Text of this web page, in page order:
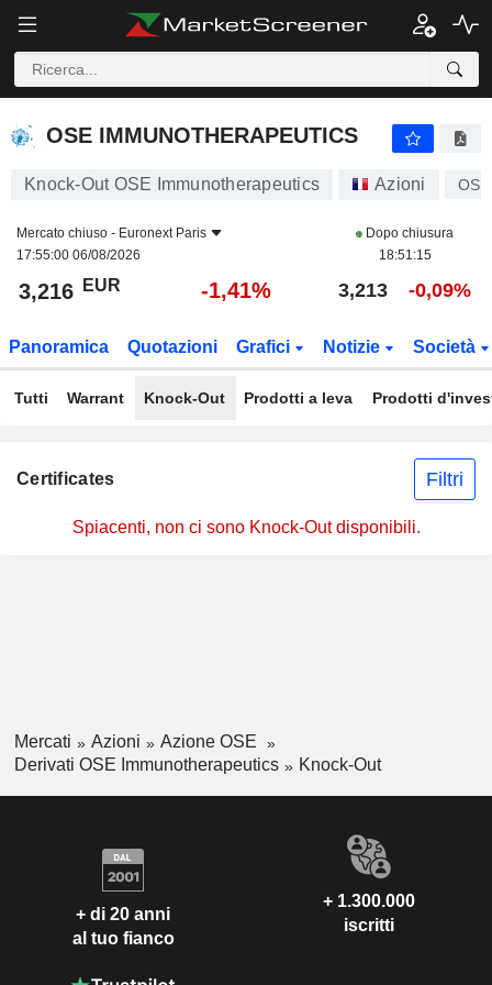
OSE IMMUNOTHERAPEUTICS
OSE IMMUNOTHERAPEUTICS
Knock-Out OSE Immunotherapeutics Azioni OSE
Mercato chiuso - Euronext Paris
17:55:00 06/08/2026
Dopo chiusura
18:51:15
3,216 EUR -1,41% 3,213 -0,09%
Panoramica Quotazioni Grafici Notizie Società
Tutti Warrant Knock-Out Prodotti a leva Prodotti
Certificates Filtri
Spiacenti, non ci sono Knock-Out disponibili.
Mercati Azioni
Azione OSE
Derivati OSE Immunotherapeutics
Knock-Out
+ di 20 anni
al tuo fianco
+ 1.300.000
iscritti